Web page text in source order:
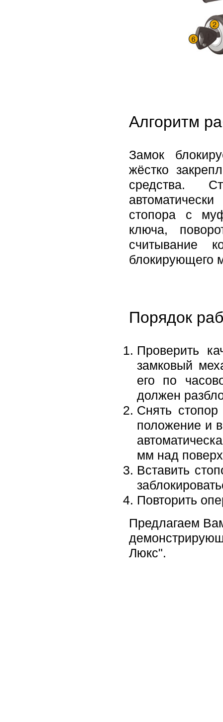
Алгоритм
Замок
жёстко
средства.
стопора с
ключа,
считывание
блокирующего
Порядок
Проверить
замковый
его по
должен
Снять
положение и
мм над
Вставить
Повторить
Предлагаем
Люкс".